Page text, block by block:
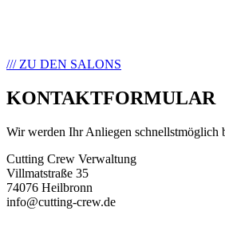
/// ZU DEN SALONS
KONTAKTFORMULAR
Wir werden Ihr Anliegen schnellstmöglich
Cutting Crew Verwaltung
Villmatstraße 35
74076 Heilbronn
info@cutting-crew.de